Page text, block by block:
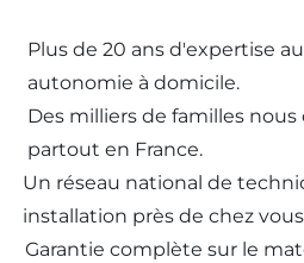
Plus de 20 ans d'expertise
autonomie à domicile.
Des milliers de familles
partout en France.
Un réseau national de
installation près de chez
Garantie complète sur le